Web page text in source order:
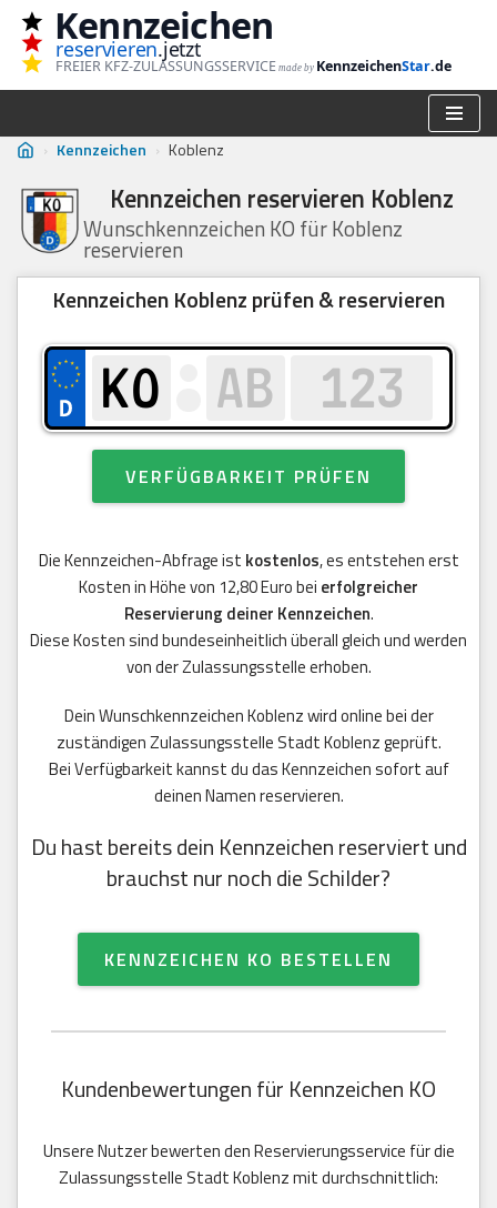
Zum
Inhalt
Kennzeichen
reservieren.jetzt
FREIER KFZ-ZULASSUNGSSERVICE made by KennzeichenStar.de
› Kennzeichen › Koblenz
Kennzeichen reservieren Koblenz
Wunschkennzeichen KO für Koblenz
reservieren
Kennzeichen Koblenz prüfen & reservieren
VERFÜGBARKEIT PRÜFEN
Die Kennzeichen-Abfrage ist kostenlos, es entstehen erst
Kosten in Höhe von 12,80 Euro bei erfolgreicher
Reservierung deiner Kennzeichen.
Diese Kosten sind bundeseinheitlich überall gleich und werden
von der Zulassungsstelle erhoben.
Dein Wunschkennzeichen Koblenz wird online bei der
zuständigen Zulassungsstelle Stadt Koblenz geprüft.
Bei Verfügbarkeit kannst du das Kennzeichen sofort auf
deinen Namen reservieren.
Du hast bereits dein Kennzeichen reserviert und
brauchst nur noch die Schilder?
KENNZEICHEN KO BESTELLEN
Kundenbewertungen für Kennzeichen KO
Unsere Nutzer bewerten den Reservierungsservice für die
Zulassungsstelle Stadt Koblenz mit durchschnittlich: